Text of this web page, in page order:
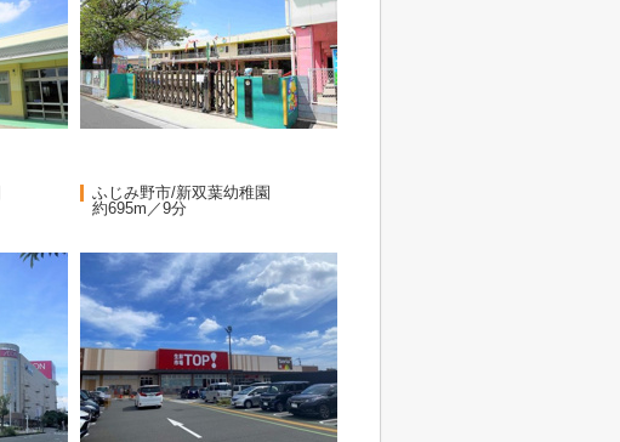
ふじみ野市/新双葉幼稚園
約695m／9分